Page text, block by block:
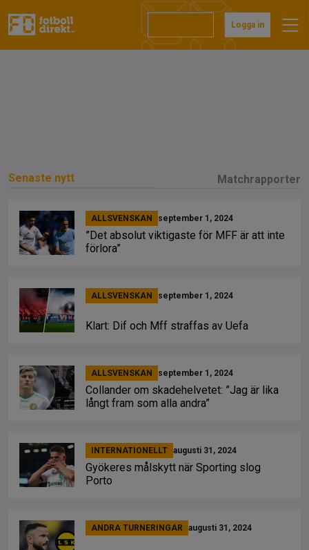
Logga in
Senaste nytt Matchrapporter
ALLSVENSKAN september 1, 2024
”Det absolut viktigaste för MFF är att inte
förlora”
ALLSVENSKAN september 1, 2024
Klart: Dif och Mff straffas av Uefa
ALLSVENSKAN september 1, 2024
Collander om skadehelvetet: ”Jag är lika
långt fram som alla andra”
INTERNATIONELLT augusti 31, 2024
Gyökeres målskytt när Sporting slog
Porto
ANDRA TURNERINGAR augusti 31, 2024